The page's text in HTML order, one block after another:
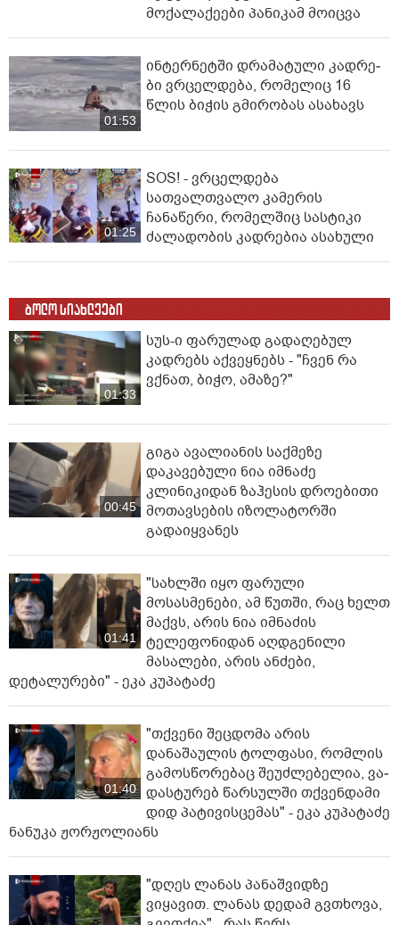
მოქალაქეები პანიკამ მოიცვა
01:53
ინ­ტერ­ნეტ­ში დრა­მა­ტუ­ლი კად­რე­
ბი ვრცელდება, რომელიც 16
წლის ბიჭის გმირობას ასახავს
01:25
SOS! - ვრცელდება
სათვალთვალო კამერის
ჩანაწერი, რომელშიც სასტიკი
ძალადობის კადრებია ასახული
ბოლო სიახლეები
01:33
სუს-ი ფარულად გადაღებულ
კადრებს აქვეყნებს - "ჩვენ რა
ვქნათ, ბიჭო, ამაზე?"
00:45
გიგა ავალიანის საქმეზე
დაკავებული ნია იმნაძე
კლინიკიდან ზაჰესის დროებითი
მოთავსების იზოლატორში
გადაიყვანეს
01:41
"სახლში იყო ფარული
მოსასმენები, ამ წუთში, რაც ხელთ
მაქვს, არის ნია იმნაძის
ტელეფონიდან აღდგენილი
მასალები, არის ანძები,
დეტალურები" - ეკა კუპატაძე
01:40
"თქვენი შეცდომა არის
დანაშაულის ტოლფასი, რომ­ლის
გა­მოს­წო­რე­ბაც შე­უძ­ლე­ბე­ლია, ვა­
დას­ტუ­რებ წარ­სულ­ში თქვენ­და­მი
დიდ პა­ტი­ვის­ცე­მას" - ეკა კუპატაძე
ნანუკა ჟორჟოლიანს
"დღეს ლანას პანაშვიდზე
ვიყავით. ლანას დედამ გვთხოვა,